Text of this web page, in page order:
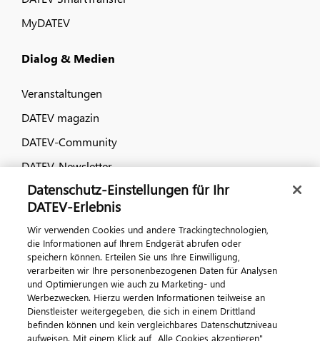
MyDATEV
Dialog & Medien
Veranstaltungen
DATEV magazin
DATEV-Community
DATEV-Newsletter
Kontaktieren Sie uns
Datenschutz-Einstellungen für Ihr
DATEV-Erlebnis
Wir verwenden Cookies und andere Trackingtechnologien,
die Informationen auf Ihrem Endgerät abrufen oder
speichern können. Erteilen Sie uns Ihre Einwilligung,
verarbeiten wir Ihre personenbezogenen Daten für Analysen
und Optimierungen wie auch zu Marketing- und
Werbezwecken. Hierzu werden Informationen teilweise an
Dienstleister weitergegeben, die sich in einem Drittland
befinden können und kein vergleichbares Datenschutzniveau
aufweisen. Mit einem Klick auf „Alle Cookies akzeptieren"